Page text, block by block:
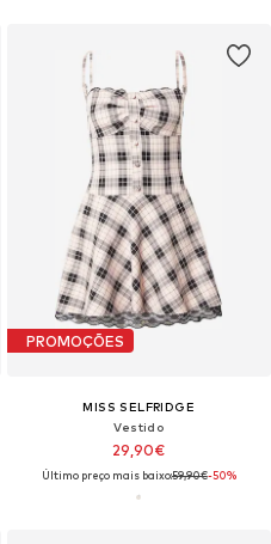
PROMOÇÕES
MISS SELFRIDGE
Vestido
29,90€
Último preço mais baixo:59,90€-50%